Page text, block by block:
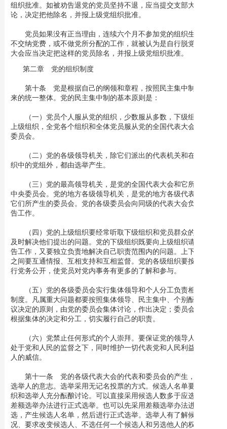
组织批准。如被劝告退党的党员坚持不退，应当提交支部大会讨
论，决定把他除名，并报上级党组织批准。
党员如果没有正当理由，连续六个月不参加党的组织生活，或
不交纳党费，或不做党所分配的工作，就被认为是自行脱党。支部
大会应当决定把这样的党员除名，并报上级党组织批准。
第二章 党的组织制度
第十条 党是根据自己的纲领和章程，按照民主集中制组织起
来的统一整体。党的民主集中制的基本原则是：
（一）党员个人服从党的组织，少数服从多数，下级组织服从
上级组织，全党各个组织和全体党员服从党的全国代表大会和中央
委员会。
（二）党的各级领导机关，除它们派出的代表机关和在非党组
织中的党组外，都由选举产生。
（三）党的最高领导机关，是党的全国代表大会和它所产生的
中央委员会。党的地方各级领导机关，是党的地方各级代表大会和
它们所产生的委员会。党的各级委员会向同级的代表大会负责并报
告工作。
（四）党的上级组织要经常听取下级组织和党员群众的意见，
及时解决他们提出的问题。党的下级组织既要向上级组织请示和报
告工作，又要独立负责地解决自己职责范围内的问题。上下级组织
之间要互通情报、互相支持和互相监督。党的各级组织要按规定实
行党务公开，使党员对党内事务有更多的了解和参与。
（五）党的各级委员会实行集体领导和个人分工负责相结合的
制度。凡属重大问题都要按照集体领导、民主集中、个别酝酿、会
议决定的原则，由党的委员会集体讨论，作出决定；委员会成员要
根据集体的决定和分工，切实履行自己的职责。
（六）党禁止任何形式的个人崇拜。要保证党的领导人的活动
处于党和人民的监督之下，同时维护一切代表党和人民利益的领导
人的威信。
第十一条 党的各级代表大会的代表和委员会的产生，要体现
选举人的意志。选举采用无记名投票的方式。候选人名单要由党组
织和选举人充分酝酿讨论。可以直接采用候选人数多于应选人数的
差额选举办法进行正式选举。也可以先采用差额选举办法进行预
选，产生候选人名单，然后进行正式选举。选举人有了解候选人情
况、要求改变候选人、不选任何一个候选人和另选他人的权利。任